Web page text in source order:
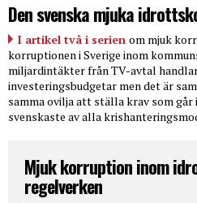
Den svenska mjuka
I artikel två i serien om mjuk
korruptionen i Sverige inom
miljardintäkter från TV-avtal
investeringsbudgetar men det är
samma ovilja att ställa krav som går
svenskaste av alla
Mjuk korruption inom
regelverken